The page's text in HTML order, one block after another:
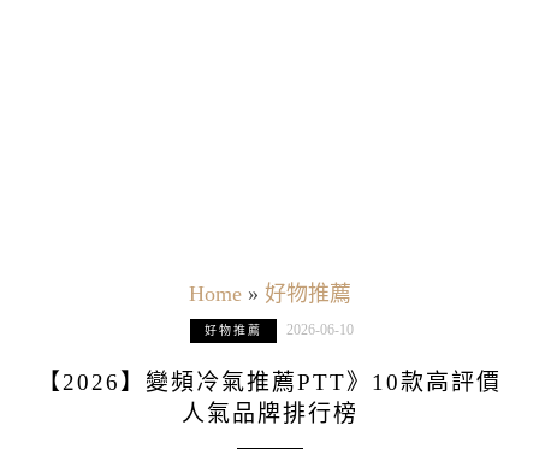
Home» 好物推薦
好物推薦 2026-06-10
【2026】變頻冷氣推薦PTT》10款高評價
人氣品牌排行榜